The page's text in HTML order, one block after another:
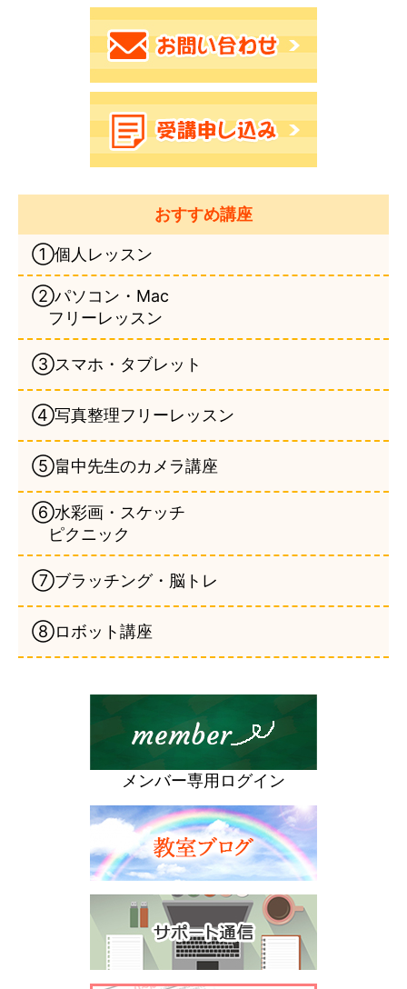
おすすめ講座
①個人レッスン
②パソコン・Mac
フリーレッスン
③スマホ・タブレット
④写真整理フリーレッスン
⑤畠中先生のカメラ講座
⑥水彩画・スケッチ
ピクニック
⑦ブラッチング・脳トレ
⑧ロボット講座
メンバー専用ログイン